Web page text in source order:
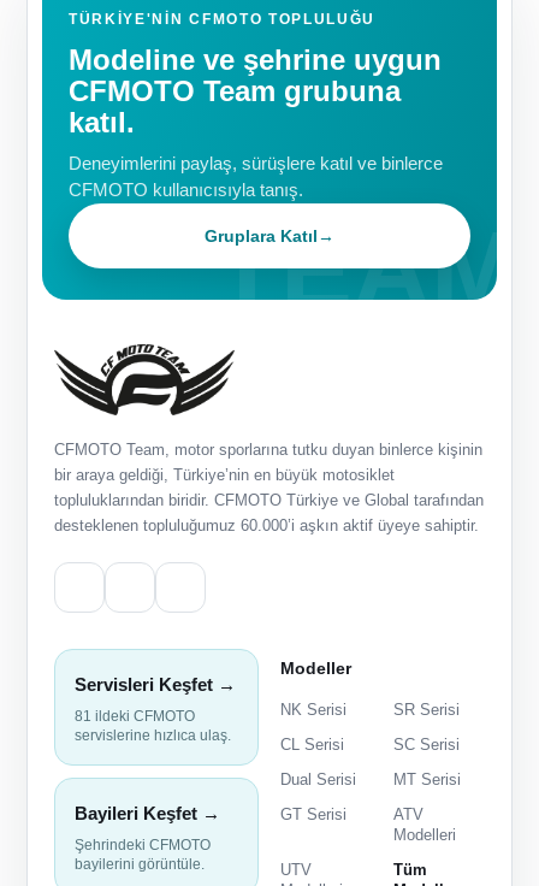
TÜRKIYE'NIN CFMOTO TOPLULUĞU
Modeline ve şehrine uygun
CFMOTO Team grubuna
katıl.
Deneyimlerini paylaş, sürüşlere katıl ve binlerce
CFMOTO kullanıcısıyla tanış.
Gruplara Katıl→
CFMOTO Team, motor sporlarına tutku duyan binlerce kişinin
bir araya geldiği, Türkiye’nin en büyük motosiklet
topluluklarından biridir. CFMOTO Türkiye ve Global tarafından
desteklenen topluluğumuz 60.000’i aşkın aktif üyeye sahiptir.
Servisleri Keşfet →
81 ildeki CFMOTO
servislerine hızlıca ulaş.
Bayileri Keşfet →
Şehrindeki CFMOTO
bayilerini görüntüle.
Modeller
NK Serisi
SR Serisi
CL Serisi
SC Serisi
Dual Serisi
MT Serisi
GT Serisi
ATV
Modelleri
UTV
Tüm